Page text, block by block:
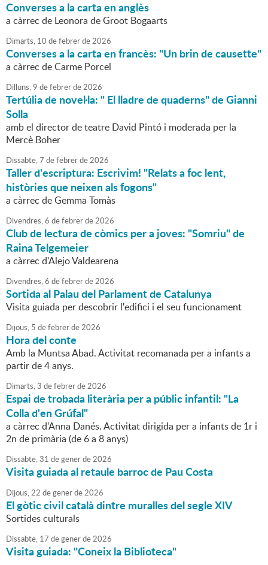
Converses a la carta en anglès
a càrrec de Leonora de Groot Bogaarts
Dimarts, 10 defebrerde2026
Converses a la carta en francès: "Un brin de causette"
a càrrec de Carme Porcel
Dilluns,9 defebrerde2026
Tertúlia de novel·la: " El lladre de quaderns" de Gianni
Solla
amb el director de teatre David Pintó i moderada per la
Mercè Boher
Dissabte,7 defebrerde2026
Taller d'escriptura: Escrivim! "Relats a foc lent,
històries que neixen als fogons"
a càrrec de Gemma Tomàs
Divendres,6 defebrerde2026
Club de lectura de còmics per a joves: "Somriu" de
Raina Telgemeier
a càrrec d'Alejo Valdearena
Divendres,6 defebrerde2026
Sortida al Palau del Parlament de Catalunya
Visita guiada per descobrir l'edifici i el seu funcionament
Dijous, 5 defebrerde2026
Hora del conte
Amb la Muntsa Abad. Activitat recomanada per a infants a
partir de 4 anys.
Dimarts,3 defebrerde2026
Espai de trobada literària per a públic infantil: "La
Colla d'en Grúfal"
a càrrec d'Anna Danés. Activitat dirigida per a infants de 1r i
2n de primària (de 6 a 8 anys)
Dissabte,31 degenerde2026
Visita guiada al retaule barroc de Pau Costa
Dijous,22 degenerde2026
El gòtic civil català dintre muralles del segle XIV
Sortides culturals
Dissabte, 17 degenerde2026
Visita guiada: "Coneix la Biblioteca"